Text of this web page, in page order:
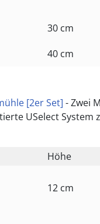
30 cm
40 cm
[2er Set] - Zwei
USelect
Höhe
12 cm